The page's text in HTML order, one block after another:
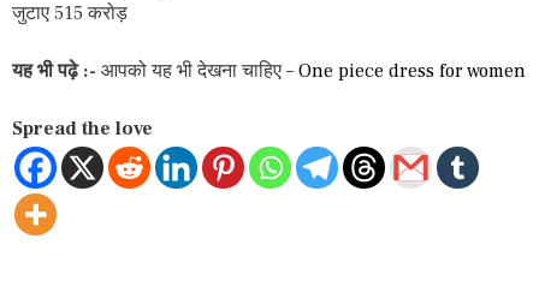
जुटाए 515 करोड़
यह भी पढ़े :- आपको यह भी देखना चाहिए –One piece dress for women
Spread the love